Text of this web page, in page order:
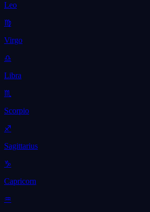
Leo
♍
Virgo
♎
Libra
♏
Scorpio
♐
Sagittarius
♑
Capricorn
♒